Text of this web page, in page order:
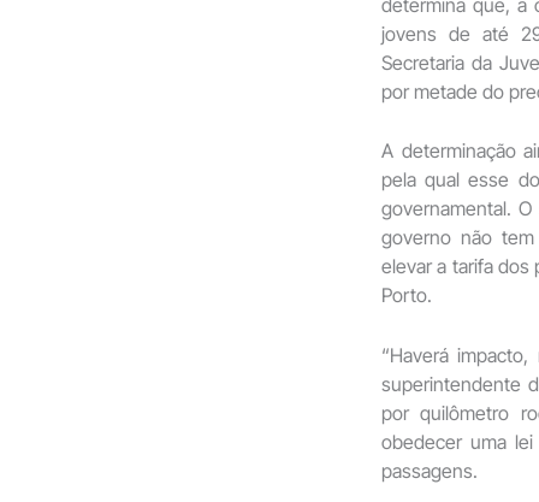
jovens de até
Secretaria da
por metade do
A determinação
pela qual esse
governamental.
governo não
elevar a tarifa dos
Porto.
“Haverá
superintendente
por quilômetro
obedecer uma
passagens.